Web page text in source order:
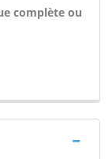
complète ou